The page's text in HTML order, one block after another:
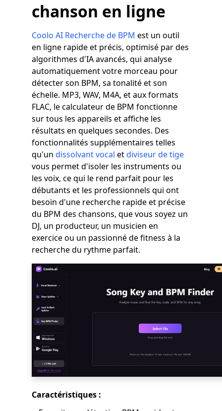
chanson en ligne
Coolo AI Recherche de BPM est un outil
en ligne rapide et précis, optimisé par des
algorithmes d'IA avancés, qui analyse
automatiquement votre morceau pour
détecter son BPM, sa tonalité et son
échelle. MP3, WAV, M4A, et aux formats
FLAC, le calculateur de BPM fonctionne
sur tous les appareils et affiche les
résultats en quelques secondes. Des
fonctionnalités supplémentaires telles
qu'un dissolvant vocal etdiviseur de tige
vous permet d'isoler les instruments ou
les voix, ce qui le rend parfait pour les
débutants et les professionnels qui ont
besoin d'une recherche rapide et précise
du BPM des chansons, que vous soyez un
DJ, un producteur, un musicien en
exercice ou un passionné de fitness à la
recherche du rythme parfait.
Caractéristiques :